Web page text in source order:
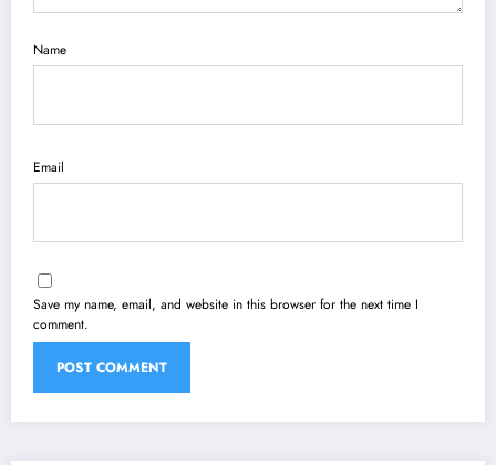
Name
Email
Save my name, email, and website in this browser for the next time I
comment.